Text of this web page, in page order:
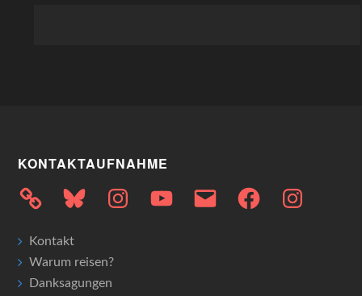
KONTAKTAUFNAHME
Bluesky InstagramYouTubeE-
Mail
FacebookInstagram
Kontakt
Warum reisen?
Danksagungen